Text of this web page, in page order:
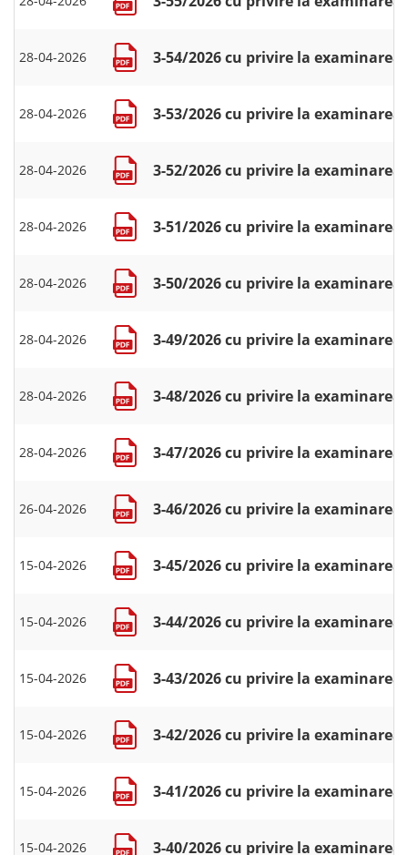
28-04-2026 3-54/2026 cu privire la
28-04-2026 3-53/2026 cu privire la
28-04-2026 3-52/2026 cu privire la
28-04-2026 3-51/2026 cu privire la
28-04-2026 3-50/2026 cu privire la
28-04-2026 3-49/2026 cu privire la
28-04-2026 3-48/2026 cu privire la
28-04-2026 3-47/2026 cu privire la
26-04-2026 3-46/2026 cu privire la
15-04-2026 3-45/2026 cu privire la
15-04-2026 3-44/2026 cu privire la
15-04-2026 3-43/2026 cu privire la
15-04-2026 3-42/2026 cu privire la
15-04-2026 3-41/2026 cu privire la
15-04-2026 3-40/2026 cu privire la